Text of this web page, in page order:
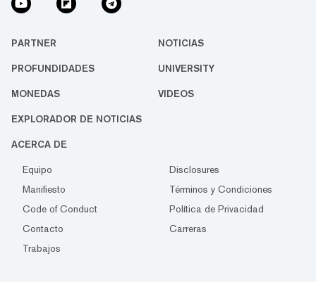
PARTNER NOTICIAS
PROFUNDIDADES UNIVERSITY
MONEDAS VIDEOS
EXPLORADOR DE NOTICIAS
ACERCA DE
Equipo
Disclosures
Manifiesto
Términos y Condiciones
Code of Conduct
Política de Privacidad
Contacto
Carreras
Trabajos